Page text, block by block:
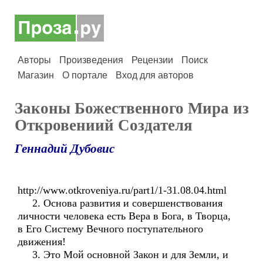
Авторы Произведения Рецензии
Поиск
Магазин
О портале Вход для авторов
Законы Божественного Мира из
Откровениий Создателя
Геннадий Дубовис
http://www.otkroveniya.ru/part1/1-31.08.04.html
2. Основа развития и совершенствования
личности человека есть Вера в Бога, в Творца,
в Его Систему Вечного поступательного
движения!
3. Это Мой основной Закон и для Земли, и